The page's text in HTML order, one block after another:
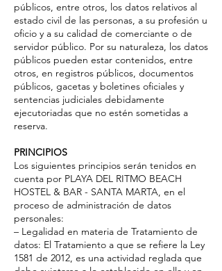
públicos, entre otros, los datos relativos al
estado civil de las personas, a su profesión u
oficio y a su calidad de comerciante o de
servidor público. Por su naturaleza, los datos
públicos pueden estar contenidos, entre
otros, en registros públicos, documentos
públicos, gacetas y boletines oficiales y
sentencias judiciales debidamente
ejecutoriadas que no estén sometidas a
reserva.
PRINCIPIOS
Los siguientes principios serán tenidos en
cuenta por PLAYA DEL RITMO BEACH
HOSTEL & BAR - SANTA MARTA, en el
proceso de administración de datos
personales:
– Legalidad en materia de Tratamiento de
datos: El Tratamiento a que se refiere la Ley
1581 de 2012, es una actividad reglada que